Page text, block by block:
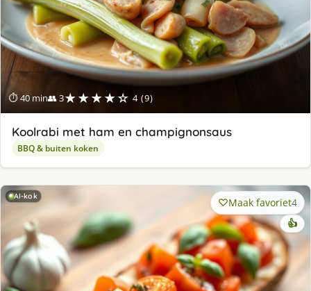
⏱ 40 min👥 3★★★★☆ 4 (9)
Koolrabi met ham en champignonsaus
BBQ & buiten koken
AI-kok Maak favoriet4
👍